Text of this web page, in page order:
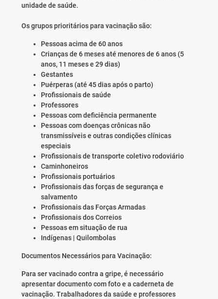
unidade de saúde.
Os grupos prioritários para vacinação são:
Pessoas acima de 60 anos
Crianças de 6 meses até menores de 6 anos (5
anos, 11 meses e 29 dias)
Gestantes
Puérperas (até 45 dias após o parto)
Profissionais de saúde
Professores
Pessoas com deficiência permanente
Pessoas com doenças crônicas não
transmissíveis e outras condições clínicas
especiais
Profissionais de transporte coletivo rodoviário
Caminhoneiros
Profissionais portuários
Profissionais das forças de segurança e
salvamento
Profissionais das Forças Armadas
Profissionais dos Correios
Pessoas em situação de rua
Indígenas | Quilombolas
Documentos Necessários para Vacinação:
Para ser vacinado contra a gripe, é necessário
apresentar documento com foto e a caderneta de
vacinação. Trabalhadores da saúde e professores